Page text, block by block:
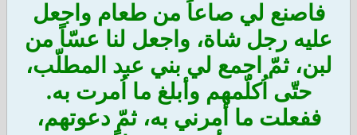
فاصنع لي صاعاً من طعام واجعل
عليه رجل شاة، واجعل لنا عسّاً من
لبن، ثمّ اجمع لي بني عبد المطلّب،
حتّى اُكلّمهم وأبلغ ما اُمرت به.
ففعلت ما أمرني به، ثمّ دعوتهم،